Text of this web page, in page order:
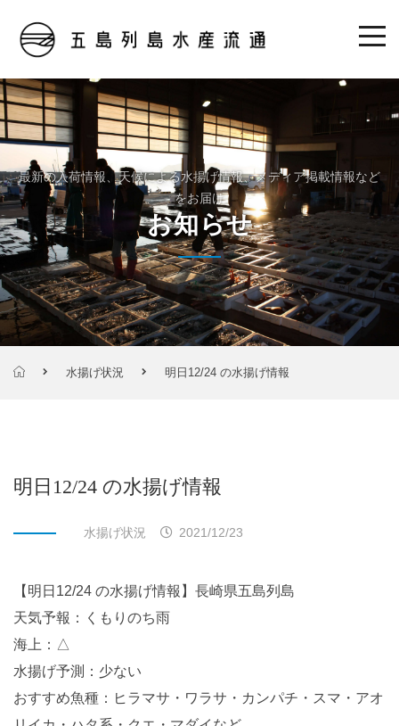
最新の入荷情報、天候による水揚げ情報、メディア掲載情報など
をお届け
お知らせ
水揚げ状況 明日12/24 の水揚げ情報
明日12/24 の水揚げ情報
水揚げ状況 2021/12/23
【明日12/24 の水揚げ情報】長崎県五島列島
天気予報：くもりのち雨
海上：△
水揚げ予測：少ない
おすすめ魚種：ヒラマサ・ワラサ・カンパチ・スマ・アオ